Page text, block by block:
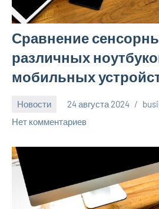
Сравнение
различных
мобильных
Новости 24 августа 2024
Нет комментариев